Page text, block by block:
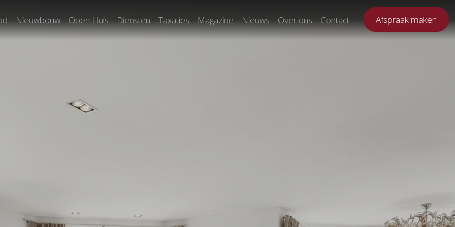
Nieuwbouw Open Huis Diensten Taxaties Magazine Nieuws Over ons Contact Afspraak maken